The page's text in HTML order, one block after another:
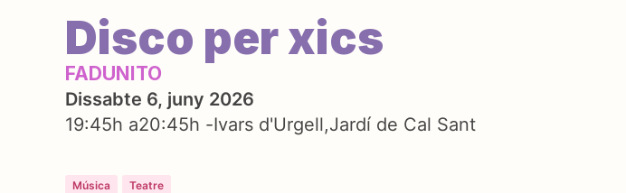
Disco per xics
FADUNITO
Dissabte 6, juny 2026
19:45h a20:45h -Ivars d'Urgell Jardí de Cal Sant
Música Teatre